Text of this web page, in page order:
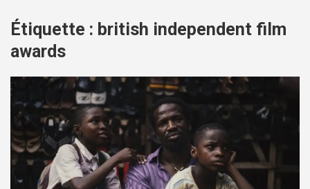
Étiquette : british independent film
awards